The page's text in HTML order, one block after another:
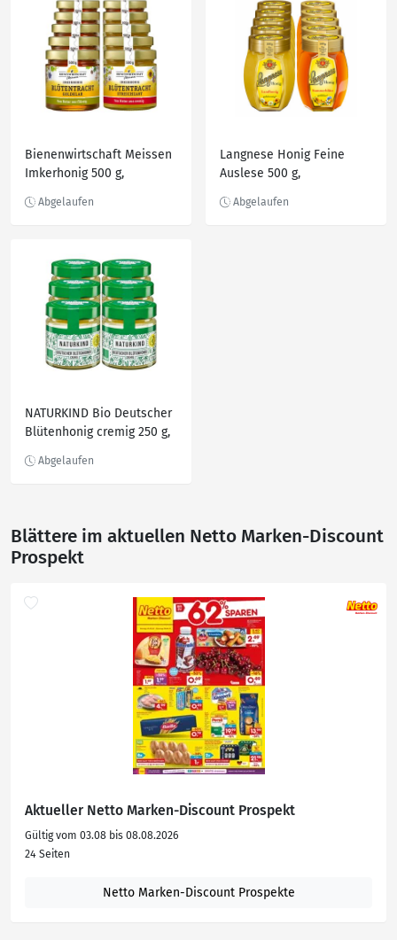
Bienenwirtschaft Meissen
Imkerhonig 500 g,
Pack
Langnese Honig Feine
Auslese 500 g,
Pack
NATURKIND Bio Deutscher
Blütenhonig cremig 250 g,
Blättere im aktuellen Netto Marken-Discount
Prospekt
Aktueller Netto Marken-Discount Prospekt
Gültig vom 03.08 bis 08.08.2026
24 Seiten
Netto Marken-Discount Prospekte